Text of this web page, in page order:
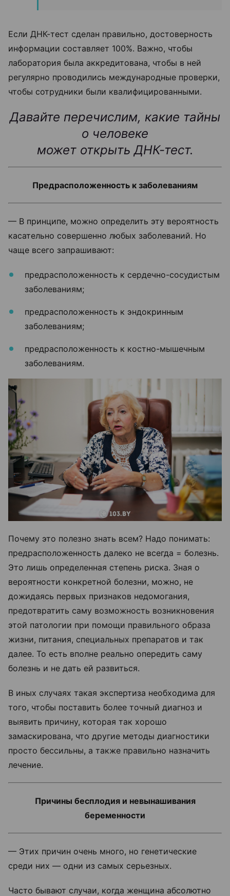
Если ДНК-тест сделан правильно, достоверность
информации составляет 100%. Важно, чтобы
лаборатория была аккредитована, чтобы в ней
регулярно проводились международные проверки,
чтобы сотрудники были квалифицированными.
Давайте перечислим, какие тайны
о человеке
может открыть ДНК-тест.
Предрасположенность к заболеваниям
— В принципе, можно определить эту вероятность
касательно совершенно любых заболеваний. Но
чаще всего запрашивают:
предрасположенность к сердечно-сосудистым
заболеваниям;
предрасположенность к эндокринным
заболеваниям;
предрасположенность к костно-мышечным
заболеваниям.
Почему это полезно знать всем? Надо понимать:
предрасположенность далеко не всегда = болезнь.
Это лишь определенная степень риска. Зная о
вероятности конкретной болезни, можно, не
дожидаясь первых признаков недомогания,
предотвратить саму возможность возникновения
этой патологии при помощи правильного образа
жизни, питания, специальных препаратов и так
далее. То есть вполне реально опередить саму
болезнь и не дать ей развиться.
В иных случаях такая экспертиза необходима для
того, чтобы поставить более точный диагноз и
выявить причину, которая так хорошо
замаскирована, что другие методы диагностики
просто бессильны, а также правильно назначить
лечение.
Причины бесплодия и невынашивания
беременности
— Этих причин очень много, но генетические
среди них — одни из самых серьезных.
Часто бывают случаи, когда женщина абсолютно